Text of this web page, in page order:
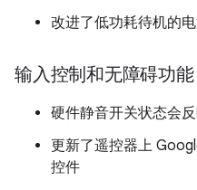
改进了低功耗待机的
输入控制和无障碍功能
硬件静音开关状态会
更新了遥控器上
控件